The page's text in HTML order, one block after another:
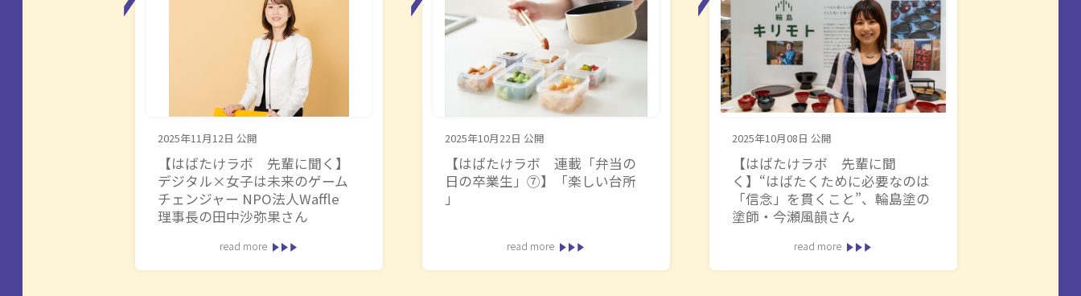
2025年11月12日 公開
【はばたけラボ 先輩に聞く】
デジタル×女子は未来のゲーム
チェンジャー NPO法人Waffle
理事長の田中沙弥果さん
read more
2025年10月22日 公開
【はばたけラボ 連載「弁当の
日の卒業生」⑦】「楽しい台所
」
read more
2025年10月08日 公開
【はばたけラボ 先輩に聞
く】“はばたくために必要なのは
「信念」を貫くこと”、輪島塗の
塗師・今瀬風韻さん
read more